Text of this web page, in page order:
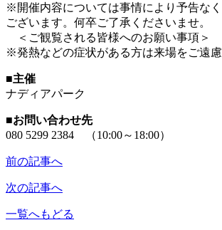
※開催内容については事情により予告な
ございます。何卒ご了承くださいませ。
＜ご観覧される皆様へのお願い事項＞
※発熱などの症状がある方は来場をご遠慮
■主催
ナディアパーク
■お問い合わせ先
080 5299 2384 （10:00～18:00）
前の記事へ
次の記事へ
一覧へもどる